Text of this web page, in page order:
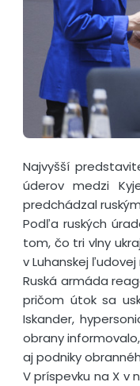
Najvyšší
úderov medzi
predchádzal
Podľa ruských
tom, čo tri vlny
v Luhanskej
Ruská armáda
pričom útok sa
Iskander,
obrany
aj podniky
V príspevku na X v